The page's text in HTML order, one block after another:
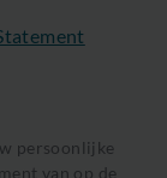
persoonlijke
van op de